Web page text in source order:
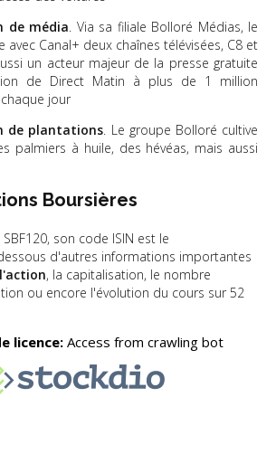
de média. Via sa filiale Bolloré Médias, le
avec Canal+ deux chaînes télévisées, C8 et
un acteur majeur de la presse gratuite
de Direct Matin à plus de 1 million
jour
de plantations. Le groupe Bolloré cultive
palmiers à huile, des hévéas, mais aussi
Boursières
son code ISIN est le
d'autres informations importantes
, la capitalisation, le nombre
ou encore l'évolution du cours sur 52